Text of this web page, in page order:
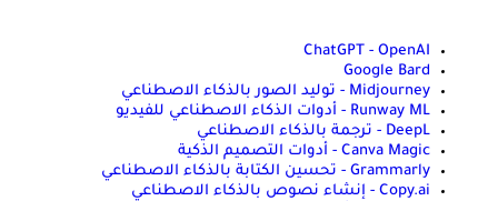
ChatGPT - OpenAI
Google Bard
Midjourney - توليد الصور بالذكاء الاصطناعي
Runway ML - أدوات الذكاء الاصطناعي للفيديو
DeepL - ترجمة بالذكاء الاصطناعي
Canva Magic - أدوات التصميم الذكية
Grammarly - تحسين الكتابة بالذكاء الاصطناعي
Copy.ai - إنشاء نصوص بالذكاء الاصطناعي